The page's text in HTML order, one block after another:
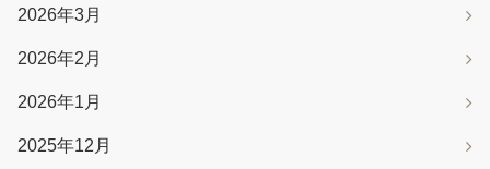
2026年3月
2026年2月
2026年1月
2025年12月